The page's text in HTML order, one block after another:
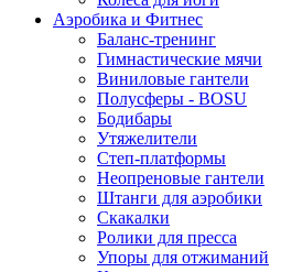
Аэробика и Фитнес
Баланс-тренинг
Гимнастические мячи
Виниловые гантели
Полусферы - BOSU
Бодибары
Утяжелители
Степ-платформы
Неопреновые гантели
Штанги для аэробики
Скакалки
Ролики для пресса
Упоры для отжиманий